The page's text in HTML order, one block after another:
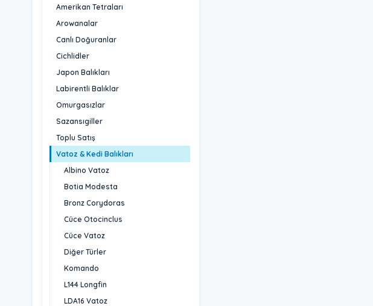
Amerikan Tetraları
Arowanalar
Canlı Doğuranlar
Cichlidler
Japon Balıkları
Labirentli Balıklar
Omurgasızlar
Sazansıgiller
Toplu Satış
Vatoz & Kedi Balıkları
Albino Vatoz
Botia Modesta
Bronz Corydoras
Cüce Otocinclus
Cüce Vatoz
Diğer Türler
Komando
L144 Longfin
LDA16 Vatoz